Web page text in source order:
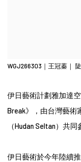
WGJ266303｜王冠蓁｜
伊日藝術計劃雅加達
Break》，由台灣藝術
（Hudan Seltan）共
伊日藝術於今年陸續